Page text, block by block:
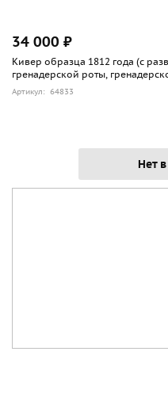
34 000 ₽
Кивер образца 1812 года (с
гренадерской роты,
Артикул: 64833
Нет